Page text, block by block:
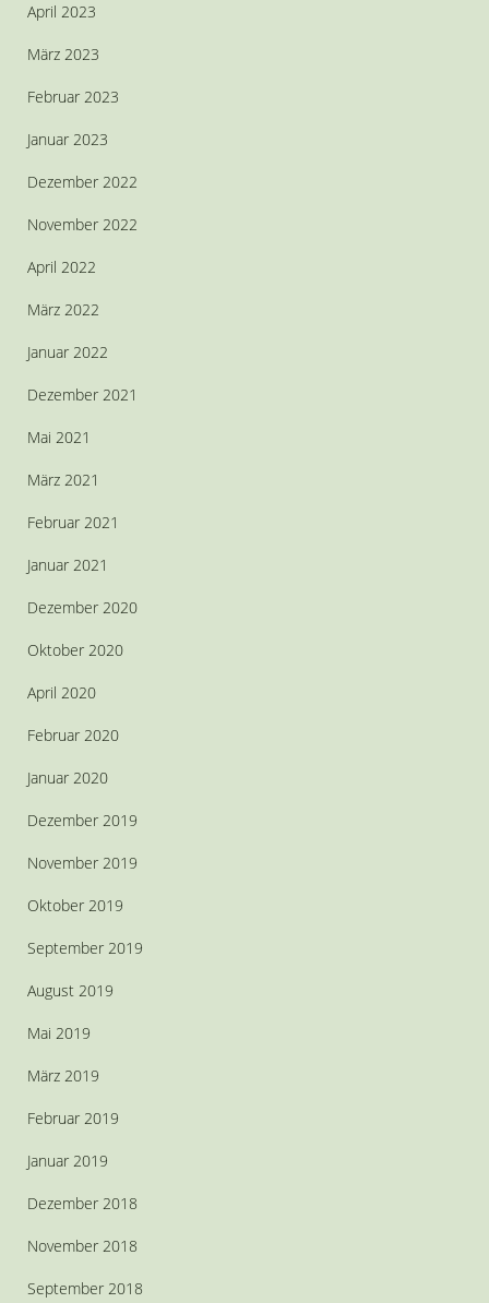
April 2023
März 2023
Februar 2023
Januar 2023
Dezember 2022
November 2022
April 2022
März 2022
Januar 2022
Dezember 2021
Mai 2021
März 2021
Februar 2021
Januar 2021
Dezember 2020
Oktober 2020
April 2020
Februar 2020
Januar 2020
Dezember 2019
November 2019
Oktober 2019
September 2019
August 2019
Mai 2019
März 2019
Februar 2019
Januar 2019
Dezember 2018
November 2018
September 2018